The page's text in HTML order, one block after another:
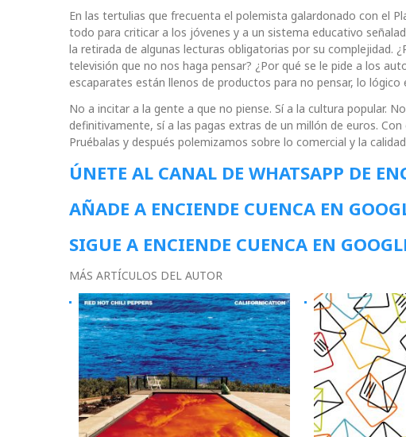
En las tertulias que frecuenta el polemista galardonado con el
todo para criticar a los jóvenes y a un sistema educativo
la retirada de algunas lecturas obligatorias por su complejidad.
televisión que no nos haga pensar? ¿Por qué se le pide a los
escaparates están llenos de productos para no pensar, lo lógico
No a incitar a la gente a que no piense. Sí a la cultura popular.
definitivamente, sí a las pagas extras de un millón de euros.
Pruébalas y después polemizamos sobre lo comercial y la
ÚNETE AL CANAL DE WHATSAPP DE
AÑADE A ENCIENDE CUENCA EN
SIGUE A ENCIENDE CUENCA EN
MÁS ARTÍCULOS DEL AUTOR